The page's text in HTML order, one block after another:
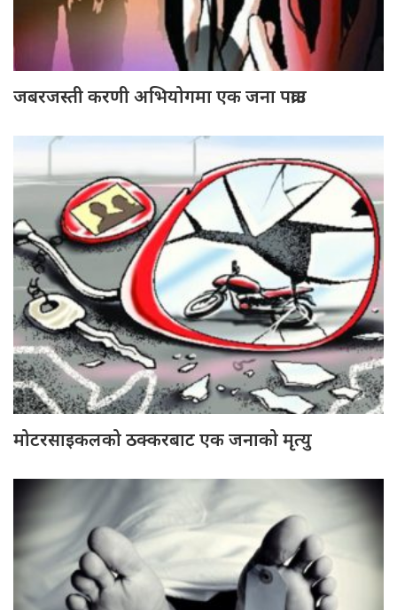
जबरजस्ती करणी अभियोगमा एक जना पक्राउ
मोटरसाइकलको ठक्करबाट एक जनाको मृत्यु